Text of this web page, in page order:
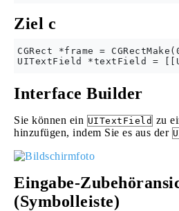
Ziel c
CGRect *frame =
Interface Builder
Sie können ein UITextField zu
hinzufügen, indem Sie es aus der
Eingabe-
(Symbolleiste)